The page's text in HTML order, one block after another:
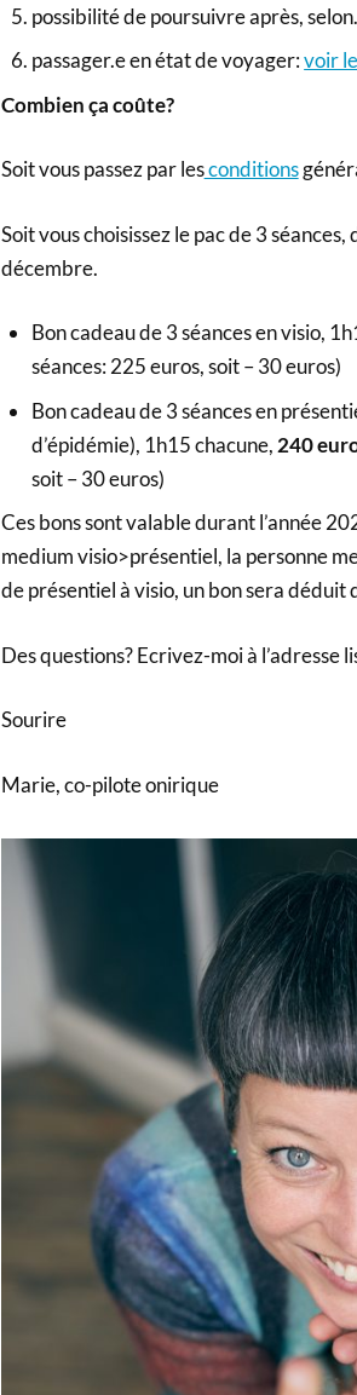
possibilité de poursuivre après,
passager.e en état de voyager:voir
Combien ça coûte?
Soit vous passez par lesconditions
Soit vous choisissez le pac de 3
décembre.
Bon cadeau de 3 séances en visio,
séances: 225 euros, soit – 30 euros)
Bon cadeau de 3 séances en
d’épidémie), 1h15 chacune, 240
soit – 30 euros)
Ces bons sont valable durant l’année
medium visio>présentiel, la personne
de présentiel à visio, un bon sera déduit
Des questions? Ecrivez-moi à l’adresse
Sourire
Marie, co-pilote onirique